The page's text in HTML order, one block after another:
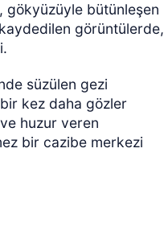
gökyüzüyle bütünleşen
görüntülerde,
süzülen gezi
kez daha gözler
huzur veren
bir cazibe merkezi